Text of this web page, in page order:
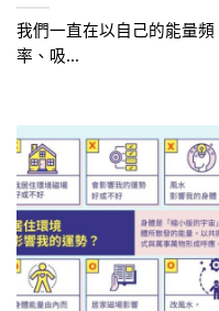
我們一直在以自己的能量頻
率、吸...